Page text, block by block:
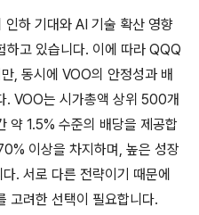
하 기대와 AI 기술 확산 영향
하고 있습니다. 이에 따라 QQQ
, 동시에 VOO의 안정성과 배
. VOO는 시가총액 상위 500개
약 1.5% 수준의 배당을 제공합
이상을 차지하며, 높은 성장
. 서로 다른 전략이기 때문에
고려한 선택이 필요합니다.